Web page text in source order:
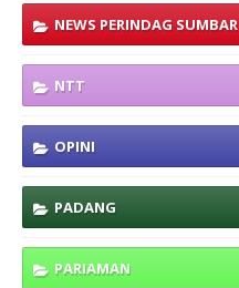
NEWS PERINDAG SUMBAR
NTT
OPINI
PADANG
PARIAMAN